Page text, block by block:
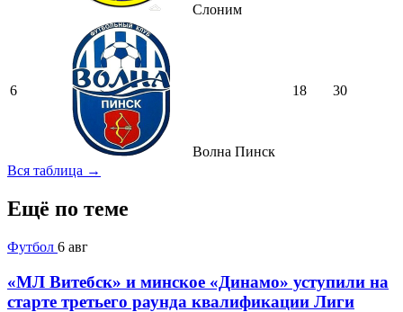
Слоним
6
Волна Пинск
18 30
Вся таблица →
Ещё по теме
Футбол 6 авг
«МЛ Витебск» и минское «Динамо» уступили на
старте третьего раунда квалификации Лиги